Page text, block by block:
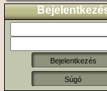
Súgó